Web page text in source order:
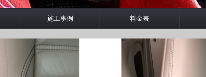
施工事例 料金表